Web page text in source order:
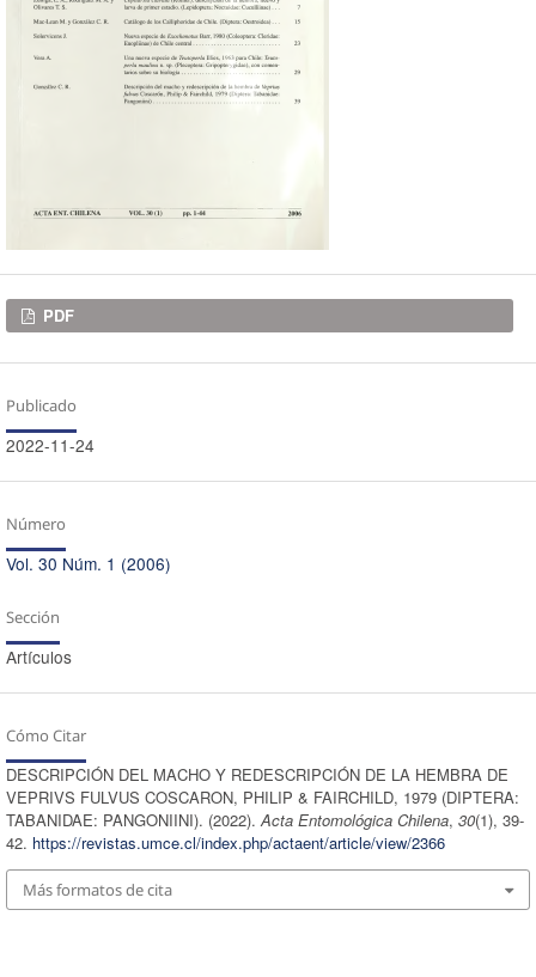
Descargas
PDF
Publicado
2022-11-24
Número
Vol. 30 Núm. 1 (2006)
Sección
Artículos
Cómo Citar
DESCRIPCIÓN DEL MACHO Y REDESCRIPCIÓN DE LA HEMBRA DE
VEPRIVS FULVUS COSCARON, PHILIP & FAIRCHILD, 1979 (DIPTERA:
TABANIDAE: PANGONIINI). (2022). Acta Entomológica Chilena, 30(1), 39-
42. https://revistas.umce.cl/index.php/actaent/article/view/2366
Más formatos de cita